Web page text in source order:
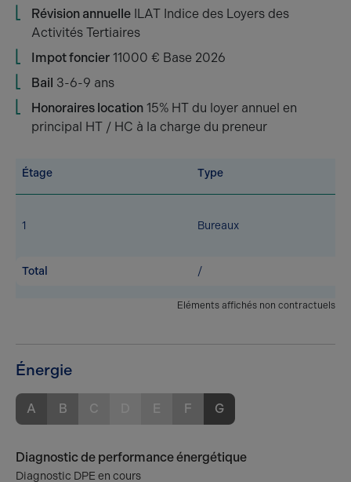
Révision annuelle ILAT Indice des Loyers des
Activités Tertiaires
Impot foncier 11000 € Base 2026
Bail 3-6-9 ans
Honoraires location 15% HT du loyer annuel en
principal HT / HC à la charge du preneur
Étage Type
1 Bureaux
Total /
Eléments affichés non contractuels
Énergie
A B C E F G
Diagnostic de performance énergétique
Diagnostic DPE en cours